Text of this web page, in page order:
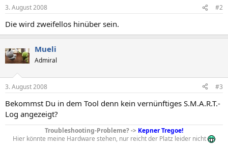
3. August 2008 #2
Die wird zweifellos hinüber sein.
Mueli
Admiral
3. August 2008 #3
Bekommst Du in dem Tool denn kein vernünftiges S.M.A.R.T.-
Log angezeigt?
Troubleshooting-Probleme? -> Kepner Tregoe!
Hier könnte meine Hardware stehen, nur reicht der Platz leider nicht